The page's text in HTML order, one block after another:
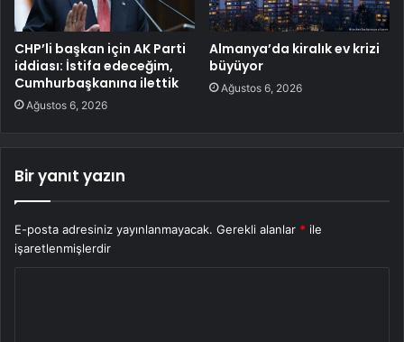
CHP’li başkan için AK Parti
iddiası: İstifa edeceğim,
Cumhurbaşkanına ilettik
Ağustos 6, 2026
Almanya’da kiralık ev krizi
büyüyor
Ağustos 6, 2026
Bir yanıt yazın
E-posta adresiniz yayınlanmayacak. Gerekli alanlar * ile
işaretlenmişlerdir